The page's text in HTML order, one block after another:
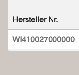
Hersteller Nr.
WI410027000000